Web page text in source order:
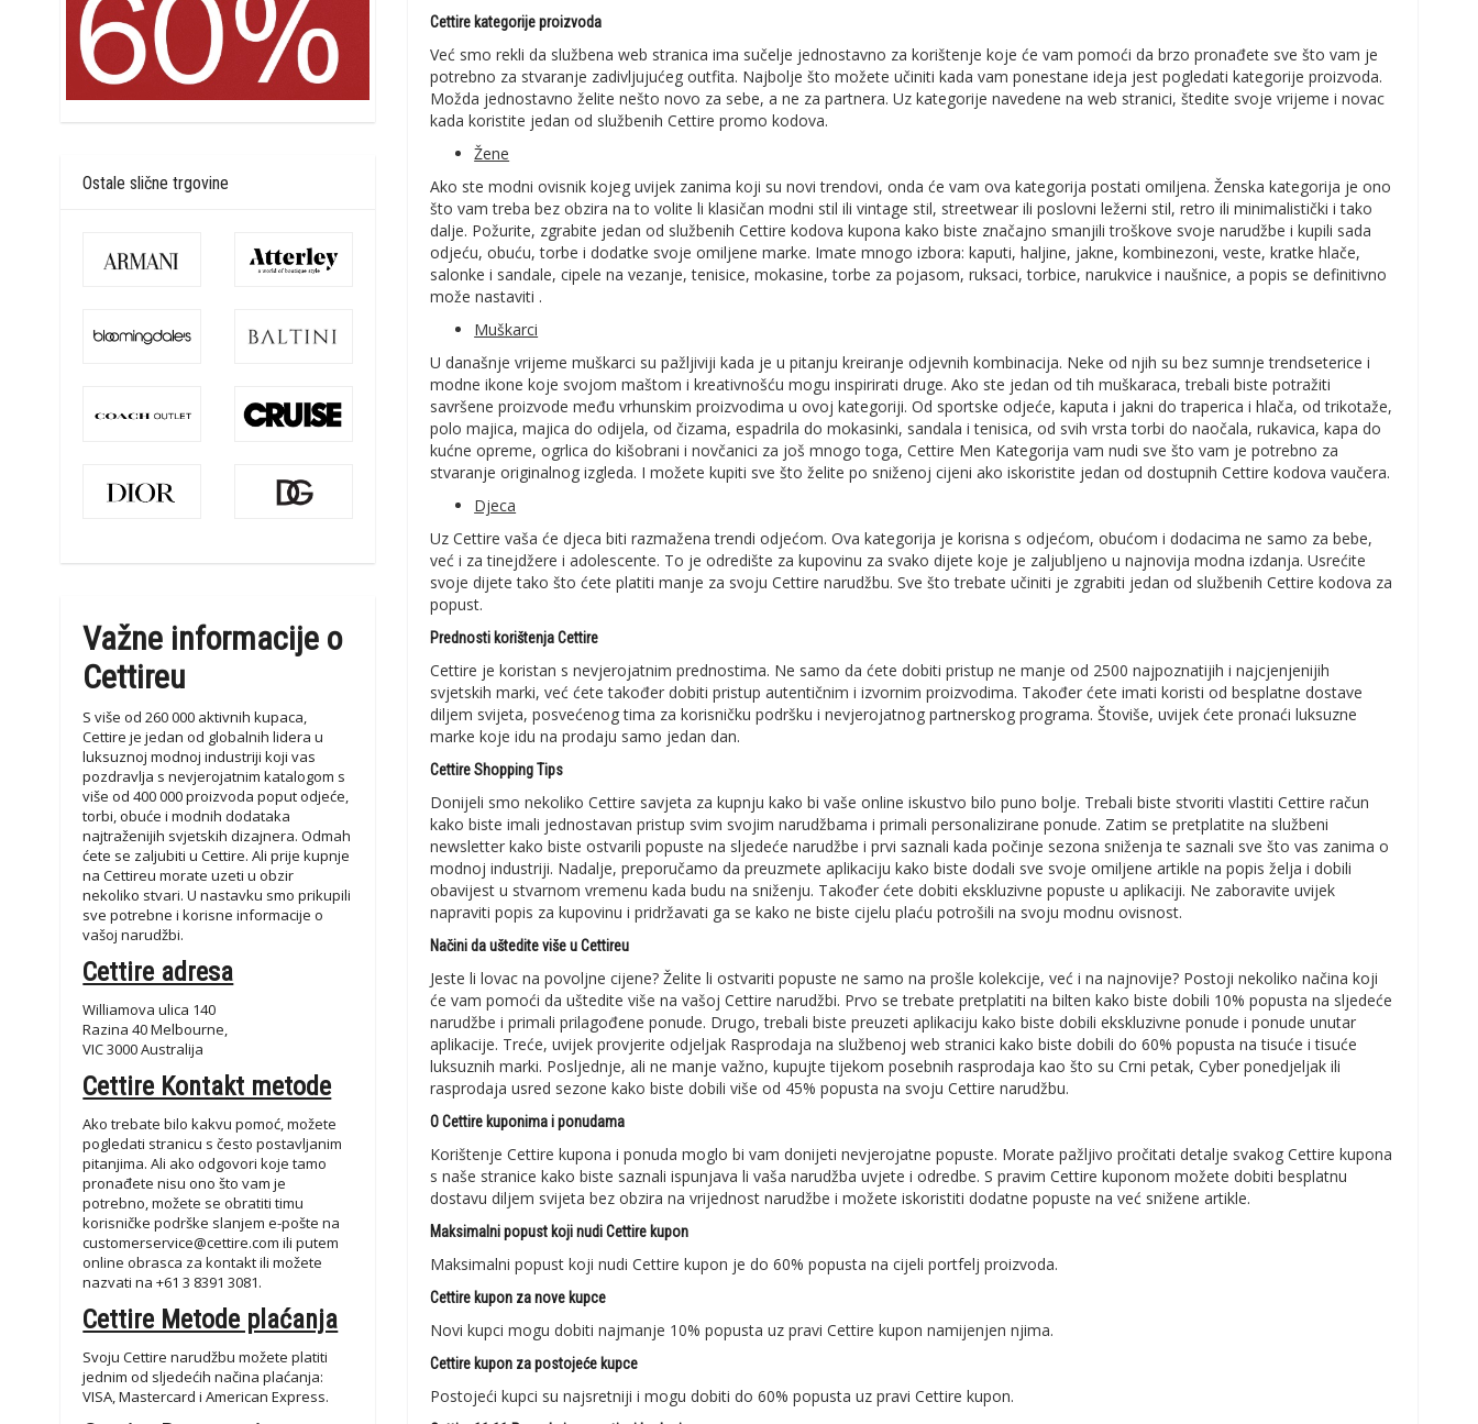
Cettire kategorije proizvoda
Već smo rekli da službena web stranica ima sučelje jednostavno za korištenje koje će vam pomoći da brzo pronađete sve što vam je
potrebno za stvaranje zadivljujućeg outfita. Najbolje što možete učiniti kada vam ponestane ideja jest pogledati kategorije proizvoda.
Možda jednostavno želite nešto novo za sebe, a ne za partnera. Uz kategorije navedene na web stranici, štedite svoje vrijeme i novac
kada koristite jedan od službenih Cettire promo kodova.
Žene
Ako ste modni ovisnik kojeg uvijek zanima koji su novi trendovi, onda će vam ova kategorija postati omiljena. Ženska kategorija je ono
što vam treba bez obzira na to volite li klasičan modni stil ili vintage stil, streetwear ili poslovni ležerni stil, retro ili minimalistički i tako
dalje. Požurite, zgrabite jedan od službenih Cettire kodova kupona kako biste značajno smanjili troškove svoje narudžbe i kupili sada
odjeću, obuću, torbe i dodatke svoje omiljene marke. Imate mnogo izbora: kaputi, haljine, jakne, kombinezoni, veste, kratke hlače,
salonke i sandale, cipele na vezanje, tenisice, mokasine, torbe za pojasom, ruksaci, torbice, narukvice i naušnice, a popis se definitivno
može nastaviti .
Muškarci
U današnje vrijeme muškarci su pažljiviji kada je u pitanju kreiranje odjevnih kombinacija. Neke od njih su bez sumnje trendseterice i
modne ikone koje svojom maštom i kreativnošću mogu inspirirati druge. Ako ste jedan od tih muškaraca, trebali biste potražiti
savršene proizvode među vrhunskim proizvodima u ovoj kategoriji. Od sportske odjeće, kaputa i jakni do traperica i hlača, od trikotaže,
polo majica, majica do odijela, od čizama, espadrila do mokasinki, sandala i tenisica, od svih vrsta torbi do naočala, rukavica, kapa do
kućne opreme, ogrlica do kišobrani i novčanici za još mnogo toga, Cettire Men Kategorija vam nudi sve što vam je potrebno za
stvaranje originalnog izgleda. I možete kupiti sve što želite po sniženoj cijeni ako iskoristite jedan od dostupnih Cettire kodova vaučera.
Djeca
Uz Cettire vaša će djeca biti razmažena trendi odjećom. Ova kategorija je korisna s odjećom, obućom i dodacima ne samo za bebe,
već i za tinejdžere i adolescente. To je odredište za kupovinu za svako dijete koje je zaljubljeno u najnovija modna izdanja. Usrećite
svoje dijete tako što ćete platiti manje za svoju Cettire narudžbu. Sve što trebate učiniti je zgrabiti jedan od službenih Cettire kodova za
popust.
Prednosti korištenja Cettire
Cettire je koristan s nevjerojatnim prednostima. Ne samo da ćete dobiti pristup ne manje od 2500 najpoznatijih i najcjenjenijih
svjetskih marki, već ćete također dobiti pristup autentičnim i izvornim proizvodima. Također ćete imati koristi od besplatne dostave
diljem svijeta, posvećenog tima za korisničku podršku i nevjerojatnog partnerskog programa. Štoviše, uvijek ćete pronaći luksuzne
marke koje idu na prodaju samo jedan dan.
Cettire Shopping Tips
Donijeli smo nekoliko Cettire savjeta za kupnju kako bi vaše online iskustvo bilo puno bolje. Trebali biste stvoriti vlastiti Cettire račun
kako biste imali jednostavan pristup svim svojim narudžbama i primali personalizirane ponude. Zatim se pretplatite na službeni
newsletter kako biste ostvarili popuste na sljedeće narudžbe i prvi saznali kada počinje sezona sniženja te saznali sve što vas zanima o
modnoj industriji. Nadalje, preporučamo da preuzmete aplikaciju kako biste dodali sve svoje omiljene artikle na popis želja i dobili
obavijest u stvarnom vremenu kada budu na sniženju. Također ćete dobiti ekskluzivne popuste u aplikaciji. Ne zaboravite uvijek
napraviti popis za kupovinu i pridržavati ga se kako ne biste cijelu plaću potrošili na svoju modnu ovisnost.
Načini da uštedite više u Cettireu
Jeste li lovac na povoljne cijene? Želite li ostvariti popuste ne samo na prošle kolekcije, već i na najnovije? Postoji nekoliko načina koji
će vam pomoći da uštedite više na vašoj Cettire narudžbi. Prvo se trebate pretplatiti na bilten kako biste dobili 10% popusta na sljedeće
narudžbe i primali prilagođene ponude. Drugo, trebali biste preuzeti aplikaciju kako biste dobili ekskluzivne ponude i ponude unutar
aplikacije. Treće, uvijek provjerite odjeljak Rasprodaja na službenoj web stranici kako biste dobili do 60% popusta na tisuće i tisuće
luksuznih marki. Posljednje, ali ne manje važno, kupujte tijekom posebnih rasprodaja kao što su Crni petak, Cyber ponedjeljak ili
rasprodaja usred sezone kako biste dobili više od 45% popusta na svoju Cettire narudžbu.
O Cettire kuponima i ponudama
Korištenje Cettire kupona i ponuda moglo bi vam donijeti nevjerojatne popuste. Morate pažljivo pročitati detalje svakog Cettire kupona
s naše stranice kako biste saznali ispunjava li vaša narudžba uvjete i odredbe. S pravim Cettire kuponom možete dobiti besplatnu
dostavu diljem svijeta bez obzira na vrijednost narudžbe i možete iskoristiti dodatne popuste na već snižene artikle.
Maksimalni popust koji nudi Cettire kupon
Maksimalni popust koji nudi Cettire kupon je do 60% popusta na cijeli portfelj proizvoda.
Cettire kupon za nove kupce
Novi kupci mogu dobiti najmanje 10% popusta uz pravi Cettire kupon namijenjen njima.
Cettire kupon za postojeće kupce
Postojeći kupci su najsretniji i mogu dobiti do 60% popusta uz pravi Cettire kupon.
Ostale slične trgovine
Važne informacije o
Cettireu
S više od 260 000 aktivnih kupaca,
Cettire je jedan od globalnih lidera u
luksuznoj modnoj industriji koji vas
pozdravlja s nevjerojatnim katalogom s
više od 400 000 proizvoda poput odjeće,
torbi, obuće i modnih dodataka
najtraženijih svjetskih dizajnera. Odmah
ćete se zaljubiti u Cettire. Ali prije kupnje
na Cettireu morate uzeti u obzir
nekoliko stvari. U nastavku smo prikupili
sve potrebne i korisne informacije o
vašoj narudžbi.
Cettire adresa
Williamova ulica 140
Razina 40 Melbourne,
VIC 3000 Australija
Cettire Kontakt metode
Ako trebate bilo kakvu pomoć, možete
pogledati stranicu s često postavljanim
pitanjima. Ali ako odgovori koje tamo
pronađete nisu ono što vam je
potrebno, možete se obratiti timu
korisničke podrške slanjem e-pošte na
customerservice@cettire.com ili putem
online obrasca za kontakt ili možete
nazvati na +61 3 8391 3081.
Cettire Metode plaćanja
Svoju Cettire narudžbu možete platiti
jednim od sljedećih načina plaćanja:
VISA, Mastercard i American Express.